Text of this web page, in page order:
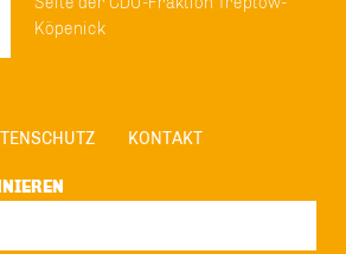
Köpenick
KONTAKT